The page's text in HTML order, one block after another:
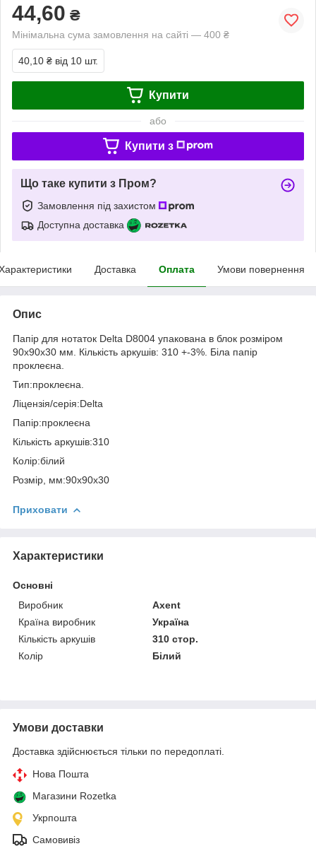
44,60 ₴
Мінімальна сума замовлення на сайті — 400 ₴
40,10 ₴ від 10 шт.
Купити
або
Купити з
Що таке купити з Пром?
Замовлення під захистом
Доступна доставка
Доставка Оплата Умови повернення
Опис
Папір для нотаток Delta D8004 упакована в блок розміром
90х90х30 мм. Кількість аркушів: 310 +-3%. Біла папір
проклеєна.
Тип:проклеєна.
Ліцензія/серія:Delta
Папір:проклеєна
Кількість аркушів:310
Колір:білий
Розмір, мм:90x90x30
Приховати
Характеристики
Основні
Виробник
Axent
Країна виробник
Україна
Кількість аркушів
310 стор.
Колір
Білий
Умови доставки
Доставка здійснюється тільки по передоплаті.
Нова Пошта
Магазини Rozetka
Укрпошта
Самовивіз